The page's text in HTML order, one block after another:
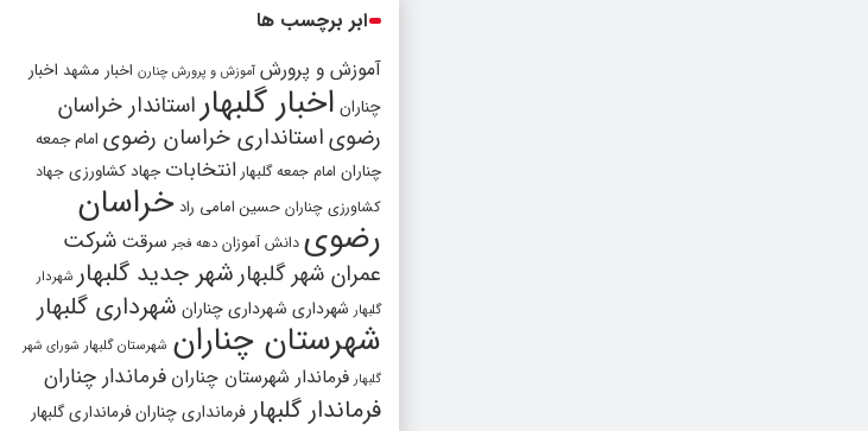
ابر برچسب ها
آموزش و پرورش آموزش و پرورش چنارن اخبار مشهد اخبار
چناران اخبار گلبهار استاندار خراسان
رضویاستانداری خراسان رضوی امام جمعه
چناران امام جمعه گلبهار انتخابات جهاد کشاورزی جهاد
کشاورزی چناران حسین امامی راد خراسان
رضوی دانش آموزان دهه فجر سرقت شرکت
عمران شهر گلبهارشهر جدید گلبهار شهردار
گلبهار شهرداری شهرداری چناران شهرداری گلبهار
شهرستان چناران شهرستان گلبهار شورای شهر
گلبهار فرماندار شهرستان چناران فرماندار چناران
فرماندار گلبهار فرمانداری چنارانفرمانداری گلبهار